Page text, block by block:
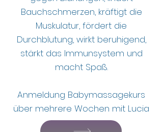
Bauchschmerzen, kräftigt die
Muskulatur, fördert die
Durchblutung, wirkt beruhigend,
stärkt das Immunsystem und
macht Spaß.
Anmeldung Babymassagekurs
über mehrere Wochen mit Lucia